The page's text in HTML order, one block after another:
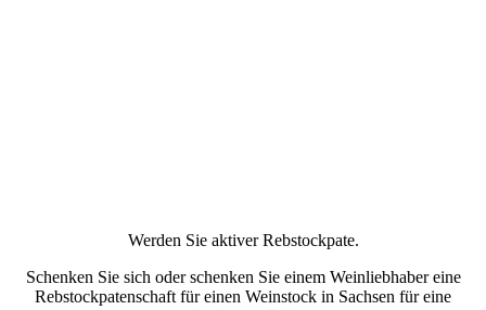
Werden Sie aktiver Rebstockpate.
Schenken Sie sich oder schenken Sie einem Weinliebhaber eine
Rebstockpatenschaft für einen Weinstock in Sachsen für eine